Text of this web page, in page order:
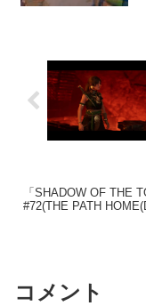
「SHADOW OF THE
#72(THE PATH
コメント